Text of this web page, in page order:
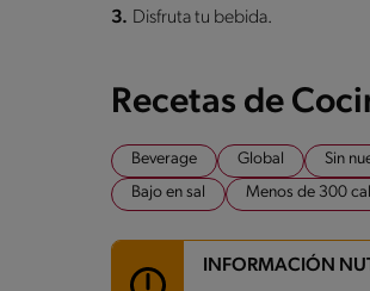
3. Disfruta tu bebida.
Recetas de
Beverage Global Sin
Bajo en sal
Menos de 300 cal
INFORMACIÓN